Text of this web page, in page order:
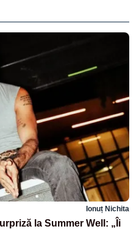
Ionuț Nichita
la Summer Well: „Îi